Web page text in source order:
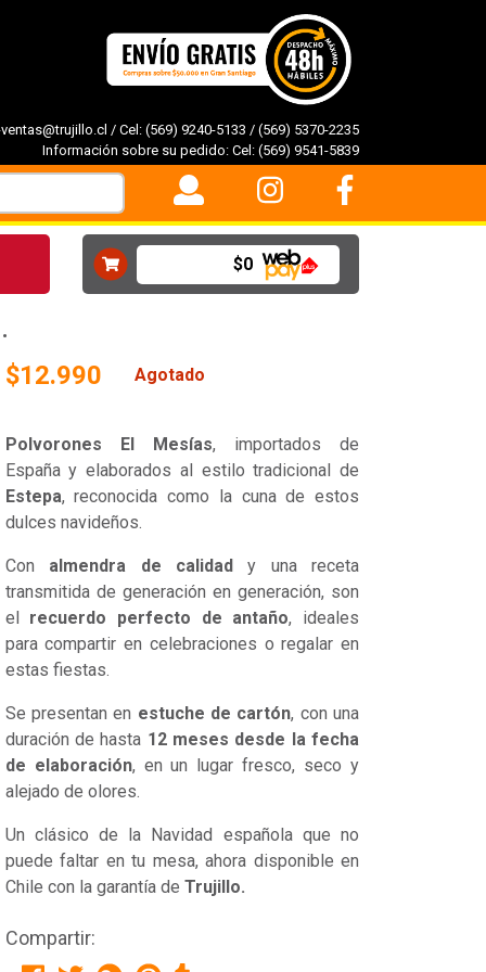
/ Cel: (569) 9240-5133 / (569) 5370-2235
Información sobre su pedido: Cel: (569) 9541-5839
$0
$12.990 Agotado
Polvorones El Mesías, importados de
España y elaborados al estilo tradicional de
Estepa, reconocida como la cuna de estos
dulces navideños.
Con almendra de calidady una receta
transmitida de generación en generación, son
el recuerdo perfecto de antaño, ideales
para compartir en celebraciones o regalar en
estas fiestas.
Se presentan en estuche de cartón, con una
duración de hasta 12 meses desde la fecha
de elaboración, en un lugar fresco, seco y
alejado de olores.
Un clásico de la Navidad española que no
puede faltar en tu mesa, ahora disponible en
Chile con la garantía de Trujillo.
Compartir: